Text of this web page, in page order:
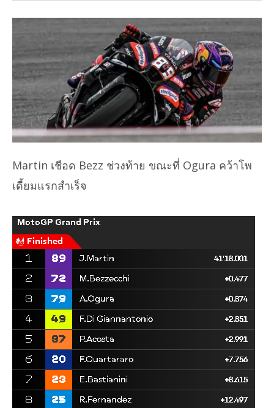
Martin เชือด Bezz ช่วงท้าย ขณะที่ Ogura คว้าโพ
เดี้ยมแรกสำเร็จ